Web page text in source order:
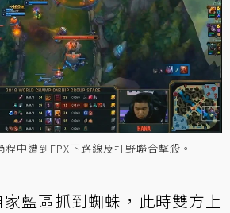
中遭到FPX下路線及打野聯合擊殺。
藍區抓到蜘蛛，此時雙方上